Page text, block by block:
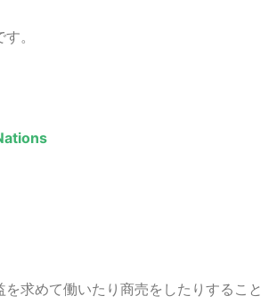
。
を求めて働いたり商売をしたりすること